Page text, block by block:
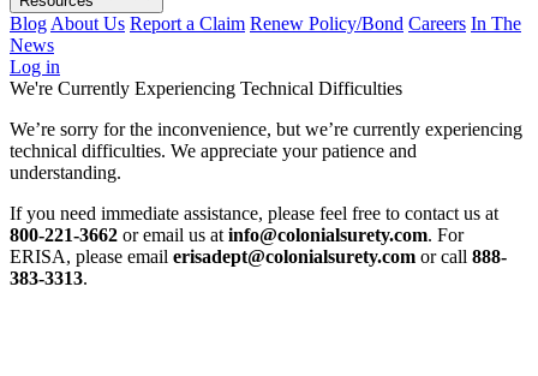
Blog About Us Report a Claim Renew Policy/Bond Careers In The
News
Log in
We're Currently Experiencing Technical Difficulties
We’re sorry for the inconvenience, but we’re currently experiencing
technical difficulties. We appreciate your patience and
understanding.
If you need immediate assistance, please feel free to contact us at
800-221-3662 or email us at info@colonialsurety.com. For
ERISA, please email erisadept@colonialsurety.com or call 888-
383-3313.